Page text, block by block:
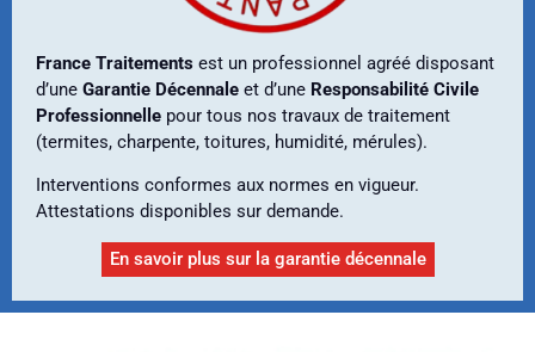
France Traitements est un professionnel agréé disposant
d’une Garantie Décennale et d’une Responsabilité Civile
Professionnelle pour tous nos travaux de traitement
(termites, charpente, toitures, humidité, mérules).
Interventions conformes aux normes en vigueur.
Attestations disponibles sur demande.
En savoir plus sur la garantie décennale